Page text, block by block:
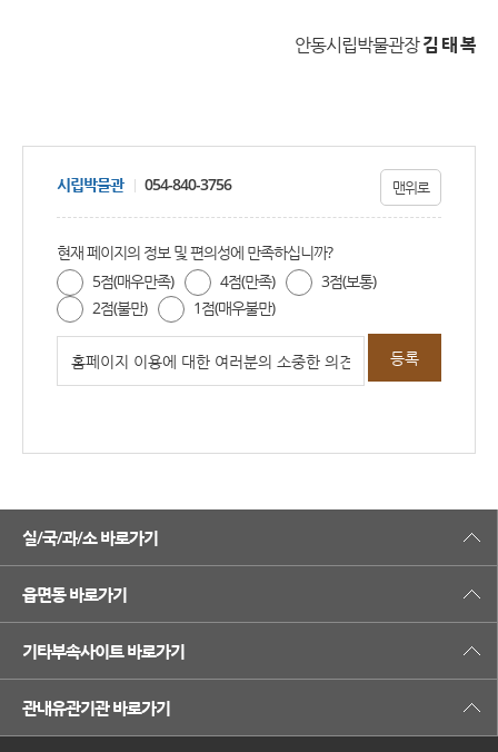
안동시립박물관장김 태 복
시립박물관 054-840-3756 맨위로
현재 페이지의 정보 및 편의성에 만족하십니까?
5점(매우만족)
4점(만족)
3점(보통)
2점(불만)
1점(매우불만)
실/국/과/소 바로가기
읍면동 바로가기
기타부속사이트 바로가기
관내유관기관 바로가기